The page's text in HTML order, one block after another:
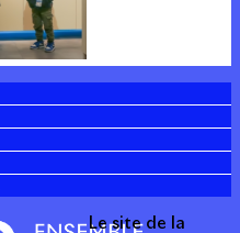
Le site de la